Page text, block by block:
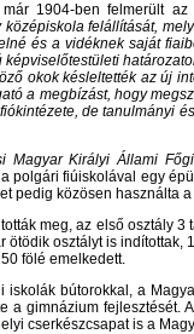
1904-ben felmerült
felállítását,
és a vidéknek saját
okok késleltették az új
a megbízást, hogy
de tanulmányi
Magyar Királyi Állami
polgári fiúiskolával egy
pedig közösen használta
meg, az első osztály
ötödik osztályt is
fölé emelkedett.
bútorokkal, a
gimnázium fejlesztését.
cserkészcsapat is a